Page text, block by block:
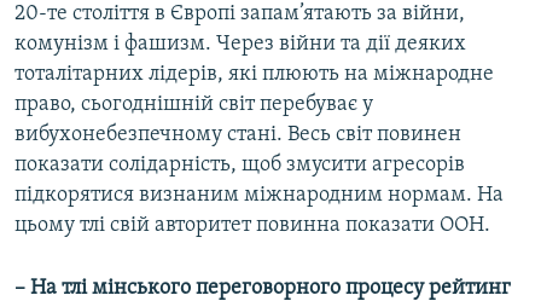
20-те століття в Європі запам’ятають за війни,
комунізм і фашизм. Через війни та дії деяких
тоталітарних лідерів, які плюють на міжнародне
право, сьогоднішній світ перебуває у
вибухонебезпечному стані. Весь світ повинен
показати солідарність, щоб змусити агресорів
підкорятися визнаним міжнародним нормам. На
цьому тлі свій авторитет повинна показати ООН.
– На тлі мінського переговорного процесу рейтинг